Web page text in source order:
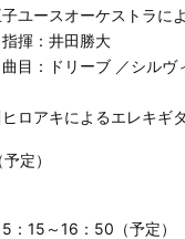
ースオーケストラに
田勝大
リーブ ／シルヴィ
アキによるエレキギ
定）
～16：50（予定）